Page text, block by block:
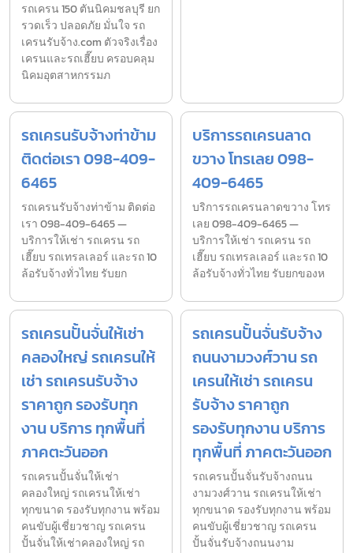
รถเครน 150 ตันนิคมชลบุรี ยก
รวดเร็ว ปลอดภัย มั่นใจ รถ
เครนรับจ้าง.com ตัวจริงเรื่อง
เครนและรถเฮี๊ยบ ครอบคลุม
นิคมอุตสาหกรรมภ
รถเครนรับจ้างท่าข้าม
ติดต่อเรา 098-409-
6465
รถเครนรับจ้างท่าข้าม ติดต่อ
เรา 098-409-6465 —
บริการให้เช่า รถเครน รถ
เฮี๊ยบ รถเทรลเลอร์ และรถ 10
ล้อรับจ้างทั่วไทย รับยก
บริการรถเครนลาด
ขวาง โทรเลย 098-
409-6465
บริการรถเครนลาดขวาง โทร
เลย 098-409-6465 —
บริการให้เช่า รถเครน รถ
เฮี๊ยบ รถเทรลเลอร์ และรถ 10
ล้อรับจ้างทั่วไทย รับยกของห
รถเครนปั้นจั่นให้เช่า
คลองใหญ่ รถเครนให้
เช่า รถเครนรับจ้าง
ราคาถูก รองรับทุก
งาน บริการ ทุกพื้นที่
ภาคตะวันออก
รถเครนปั้นจั่นให้เช่า
คลองใหญ่ รถเครนให้เช่า
ทุกขนาด รองรับทุกงาน พร้อม
คนขับผู้เชี่ยวชาญ รถเครน
ปั้นจั่นให้เช่าคลองใหญ่ รถ
รถเครนปั้นจั่นรับจ้าง
ถนนงามวงศ์วาน รถ
เครนให้เช่า รถเครน
รับจ้าง ราคาถูก
รองรับทุกงาน บริการ
ทุกพื้นที่ ภาคตะวันออก
รถเครนปั้นจั่นรับจ้างถนน
งามวงศ์วาน รถเครนให้เช่า
ทุกขนาด รองรับทุกงาน พร้อม
คนขับผู้เชี่ยวชาญ รถเครน
ปั้นจั่นรับจ้างถนนงาม